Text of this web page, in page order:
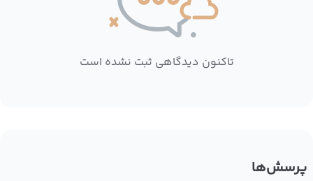
تاکنون دیدگاهی ثبت نشده است
پرسش‌ها